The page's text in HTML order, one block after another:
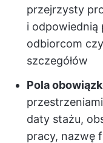
przejrzysty
i odpowiednią
odbiorcom
szczegółów
Pola
daty stażu,
pracy, nazwę